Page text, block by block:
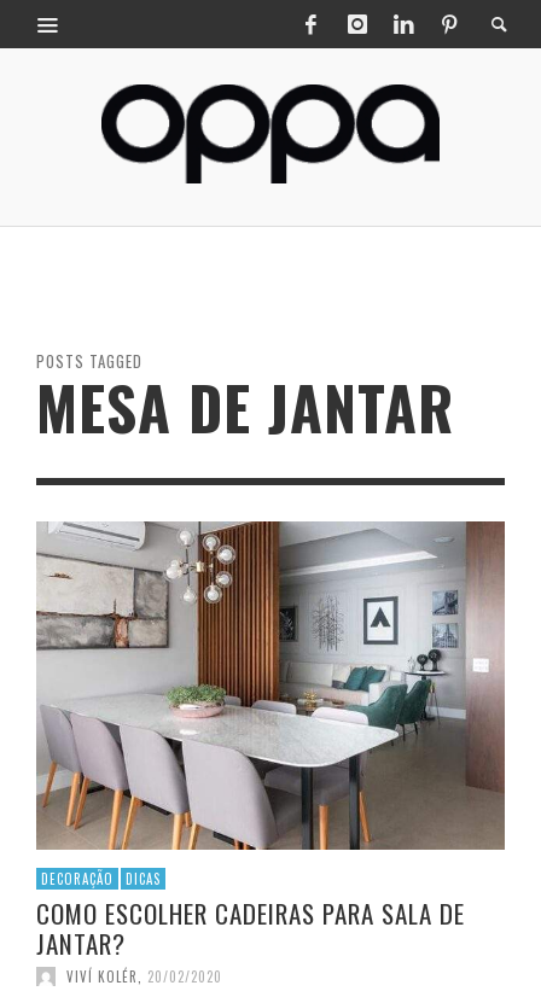
POSTS TAGGED
MESA DE JANTAR
DECORAÇÃO DICAS
COMO ESCOLHER CADEIRAS PARA SALA DE
JANTAR?
VIVÍ KOLÉR 20/02/2020